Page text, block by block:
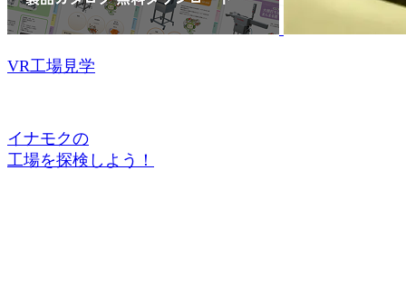
VR工場見学
イナモクの
工場を探検しよう！